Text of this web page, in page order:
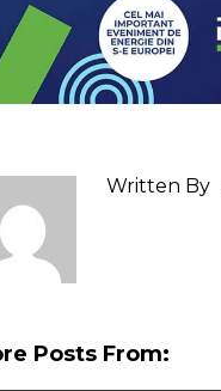
Written By
Posts From: